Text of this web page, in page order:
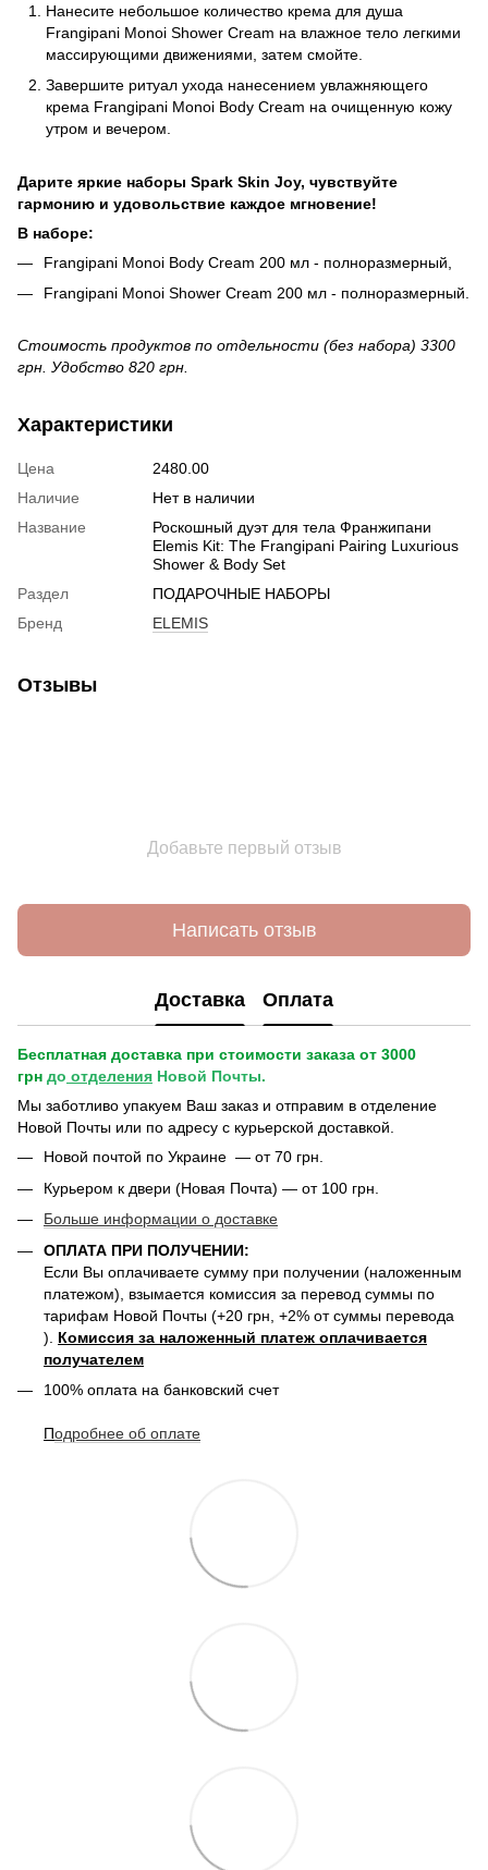
Нанесите небольшое количество крема для душа
Frangipani Monoi Shower Cream на влажное тело легкими
массирующими движениями, затем смойте.
Завершите ритуал ухода нанесением увлажняющего
крема Frangipani Monoi Body Cream на очищенную кожу
утром и вечером.
Дарите яркие наборы Spark Skin Joy, чувствуйте
гармонию и удовольствие каждое мгновение!
В наборе:
Frangipani Monoi Body Cream 200 мл - полноразмерный,
Frangipani Monoi Shower Cream 200 мл - полноразмерный.
Стоимость продуктов по отдельности (без набора) 3300
грн. Удобство 820 грн.
Характеристики
Цена
2480.00
Наличие
Нет в наличии
Название
Роскошный дуэт для тела Франжипани
Elemis Kit: The Frangipani Pairing Luxurious
Shower & Body Set
Раздел
ПОДАРОЧНЫЕ НАБОРЫ
Бренд
ELEMIS
Отзывы
Добавьте первый отзыв
Написать отзыв
Доставка Оплата
Бесплатная доставка при стоимости заказа от 3000
грн до отделения Новой Почты.
Мы заботливо упакуем Ваш заказ и отправим в отделение
Новой Почты или по адресу с курьерской доставкой.
Новой почтой по Украине — от 70 грн.
Курьером к двери (Новая Почта) — от 100 грн.
Больше информации о доставке
ОПЛАТА ПРИ ПОЛУЧЕНИИ:
Если Вы оплачиваете сумму при получении (наложенным
платежом), взымается комиссия за перевод суммы по
тарифам Новой Почты (+20 грн, +2% от суммы перевода
). Комиссия за наложенный платеж оплачивается
получателем
100% оплата на банковский счет
Подробнее об оплате